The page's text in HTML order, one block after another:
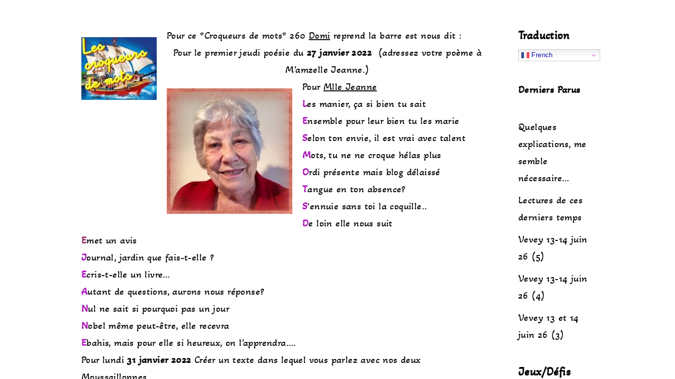
Pour ce *Croqueurs de mots* 260 Domi reprend la barre est nous dit :
Pour le premier jeudi poésie du 27 janvier 2022(adressez votre poème à
M’amzelle Jeanne.)
Pour Mlle Jeanne
Les manier, ça si bien tu sait
Ensemble pour leur bien tu les marie
Selon ton envie, il est vrai avec talent
Mots, tu ne ne croque hélas plus
Ordi présente mais blog délaissé
Tangue en ton absence?
S‘ennuie sans toi la coquille..
De loin elle nous suit
Emet un avis
Journal, jardin que fais-t-elle ?
Ecris-t-elle un livre…
Autant de questions, aurons nous réponse?
Nul ne sait si pourquoi pas un jour
Nobel même peut-être, elle recevra
Ebahis, mais pour elle si heureux, on l’apprendra….
Pour lundi31 janvier 2022 Créer un texte dans lequel vous parlez avec nos deux
Traduction
French
Derniers Parus
Quelques
explications, me
semble
nécessaire…
Lectures de ces
derniers temps
Vevey 13-14 juin
26 (5)
Vevey 13-14 juin
26 (4)
Vevey 13 et 14
juin 26 (3)
Jeux/Défis